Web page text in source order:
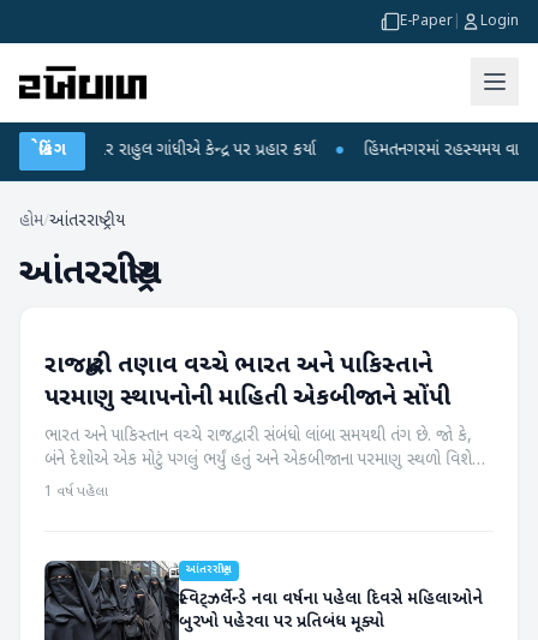
E-Paper Login
બ્રેકિંગ
પર રાહુલ ગાંધીએ કેન્દ્ર પર પ્રહાર કર્યા ● હિંમતનગરમાં રહસ્યમય વાયરસ કે
હોમ/આંતરરાષ્ટ્રીય
આંતરરાષ્ટ્રીય
આંતરરાષ્ટ્રીય
રાજદ્વારી તણાવ વચ્ચે ભારત અને પાકિસ્તાને
પરમાણુ સ્થાપનોની માહિતી એકબીજાને સોંપી
ભારત અને પાકિસ્તાન વચ્ચે રાજદ્વારી સંબંધો લાંબા સમયથી તંગ છે. જો કે,
બંને દેશોએ એક મોટું પગલું ભર્યું હતું અને એકબીજાના પરમાણુ સ્થળો વિશે
માહિતીની આપલે કરી હતી. ભારતના વિદેશ મંત્રાલયે આ સંબંધમાં એક અપ...
1 વર્ષ પહેલા
આંતરરાષ્ટ્રીય
સ્વિટ્ઝર્લેન્ડે નવા વર્ષના પહેલા દિવસે મહિલાઓને
બુરખો પહેરવા પર પ્રતિબંધ મૂક્યો